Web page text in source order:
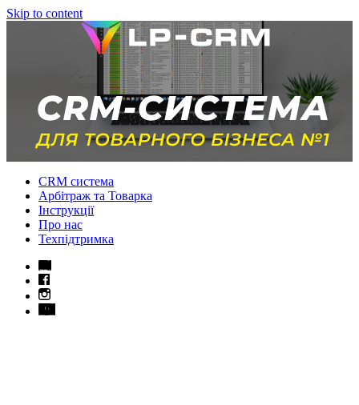
Skip to content
CRM система
Арбітраж та Товарка
Інструкції
Про нас
Техпідтримка